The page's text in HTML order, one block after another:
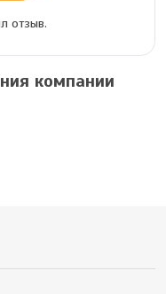
отзыв.
компании